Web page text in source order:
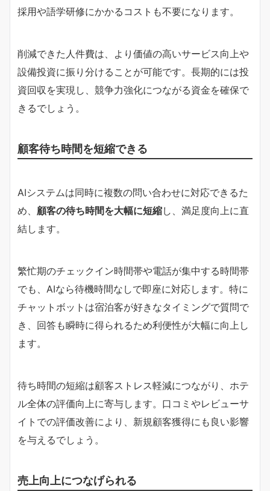
採用や語学研修にかかるコストも不要になります。
削減できた人件費は、より価値の高いサービス向上や
設備投資に振り分けることが可能です。長期的には投
資回収を実現し、競争力強化につながる資金を確保で
きるでしょう。
顧客待ち時間を短縮できる
AIシステムは同時に複数の問い合わせに対応できるた
め、 顧客の待ち時間を大幅に短縮し、満足度向上に直
結します。
繁忙期のチェックイン時間帯や電話が集中する時間帯
でも、AIなら待機時間なしで即座に対応します。特に
チャットボットは宿泊客が好きなタイミングで質問で
き、回答も瞬時に得られるため利便性が大幅に向上し
ます。
待ち時間の短縮は顧客ストレス軽減につながり、ホテ
ル全体の評価向上に寄与します。口コミやレビューサ
イトでの評価改善により、新規顧客獲得にも良い影響
を与えるでしょう。
売上向上につなげられる